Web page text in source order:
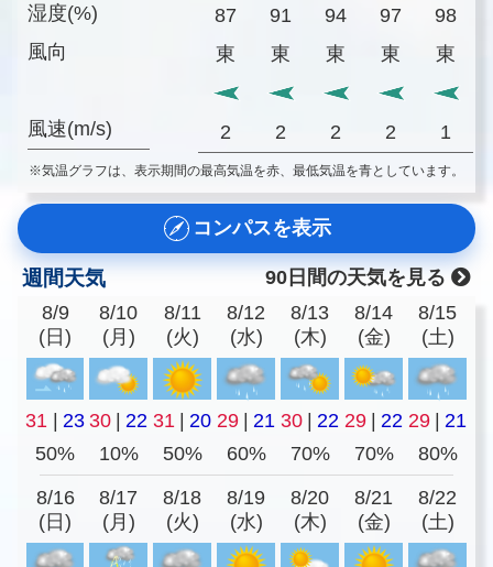
湿度(%)
風向
風速(m/s)
87 91 94 97
98
東
東 東 東 東
2 2 2 2 1
※気温グラフは、表示期間の最高気温を赤、最低気温を青としています。
コンパスを表示
週間天気
90日間の天気を見る
8/9
(日)
8/10
(月)
8/11
(火)
8/12
(水)
8/13
(木)
8/14
(金)
8/15
(土)
31 | 23 30 | 22 31 | 20 29 | 21 30 | 22 29 | 22 29 | 21
50%
10% 50% 60% 70% 70% 80%
8/16
(日)
8/17
(月)
8/18
(火)
8/19
(水)
8/20
(木)
8/21
(金)
8/22
(土)